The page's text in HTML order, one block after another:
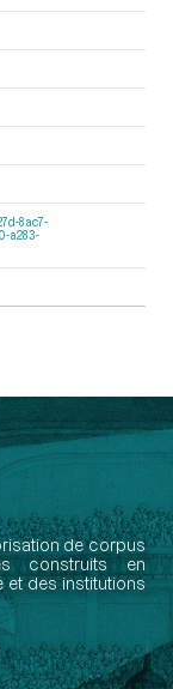
8ac7-
a283-
de corpus
construits en
et des institutions